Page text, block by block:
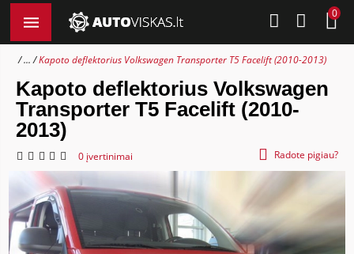
0
... Kapoto deflektorius Volkswagen Transporter T5 Facelift (2010-2013)
Kapoto deflektorius Volkswagen
Transporter T5 Facelift (2010-
2013)
0 įvertinimai Radote pigiau?